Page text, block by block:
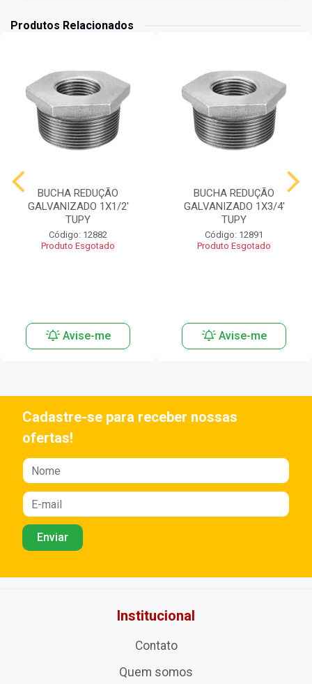
Produtos Relacionados
BUCHA REDUÇÃO
GALVANIZADO 1X1/2'
TUPY
Código: 12882
Produto Esgotado
Avise-me
BUCHA REDUÇÃO
GALVANIZADO 1X3/4'
TUPY
Código: 12891
Produto Esgotado
Avise-me
Cadastre-se para receber nossas
ofertas!
Institucional
Contato
Quem somos